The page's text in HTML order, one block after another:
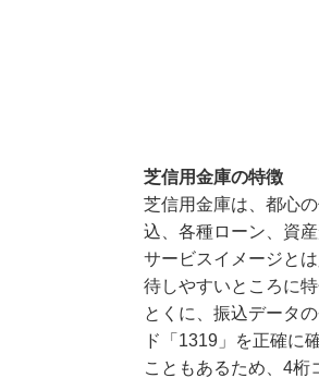
芝信用金庫の特徴
芝信用金庫は、都心
込、各種ローン、資
サービスイメージと
待しやすいところに特
とくに、振込データ
ド「1319」を正確に
こともあるため、4桁